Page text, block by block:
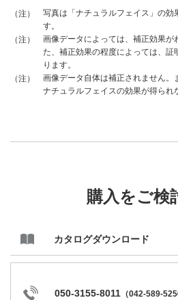
（注）
写真は「ナチュラルフェイス」の効
す。
（注）
画像データによっては、補正効果が
た、補正効果の程度によっては、証
ります。
（注）
画像データ自体は補正されません。
ナチュラルフェイスの効果が得られ
購入をご検
カタログダウンロード
050-3155-8011 （042-589-